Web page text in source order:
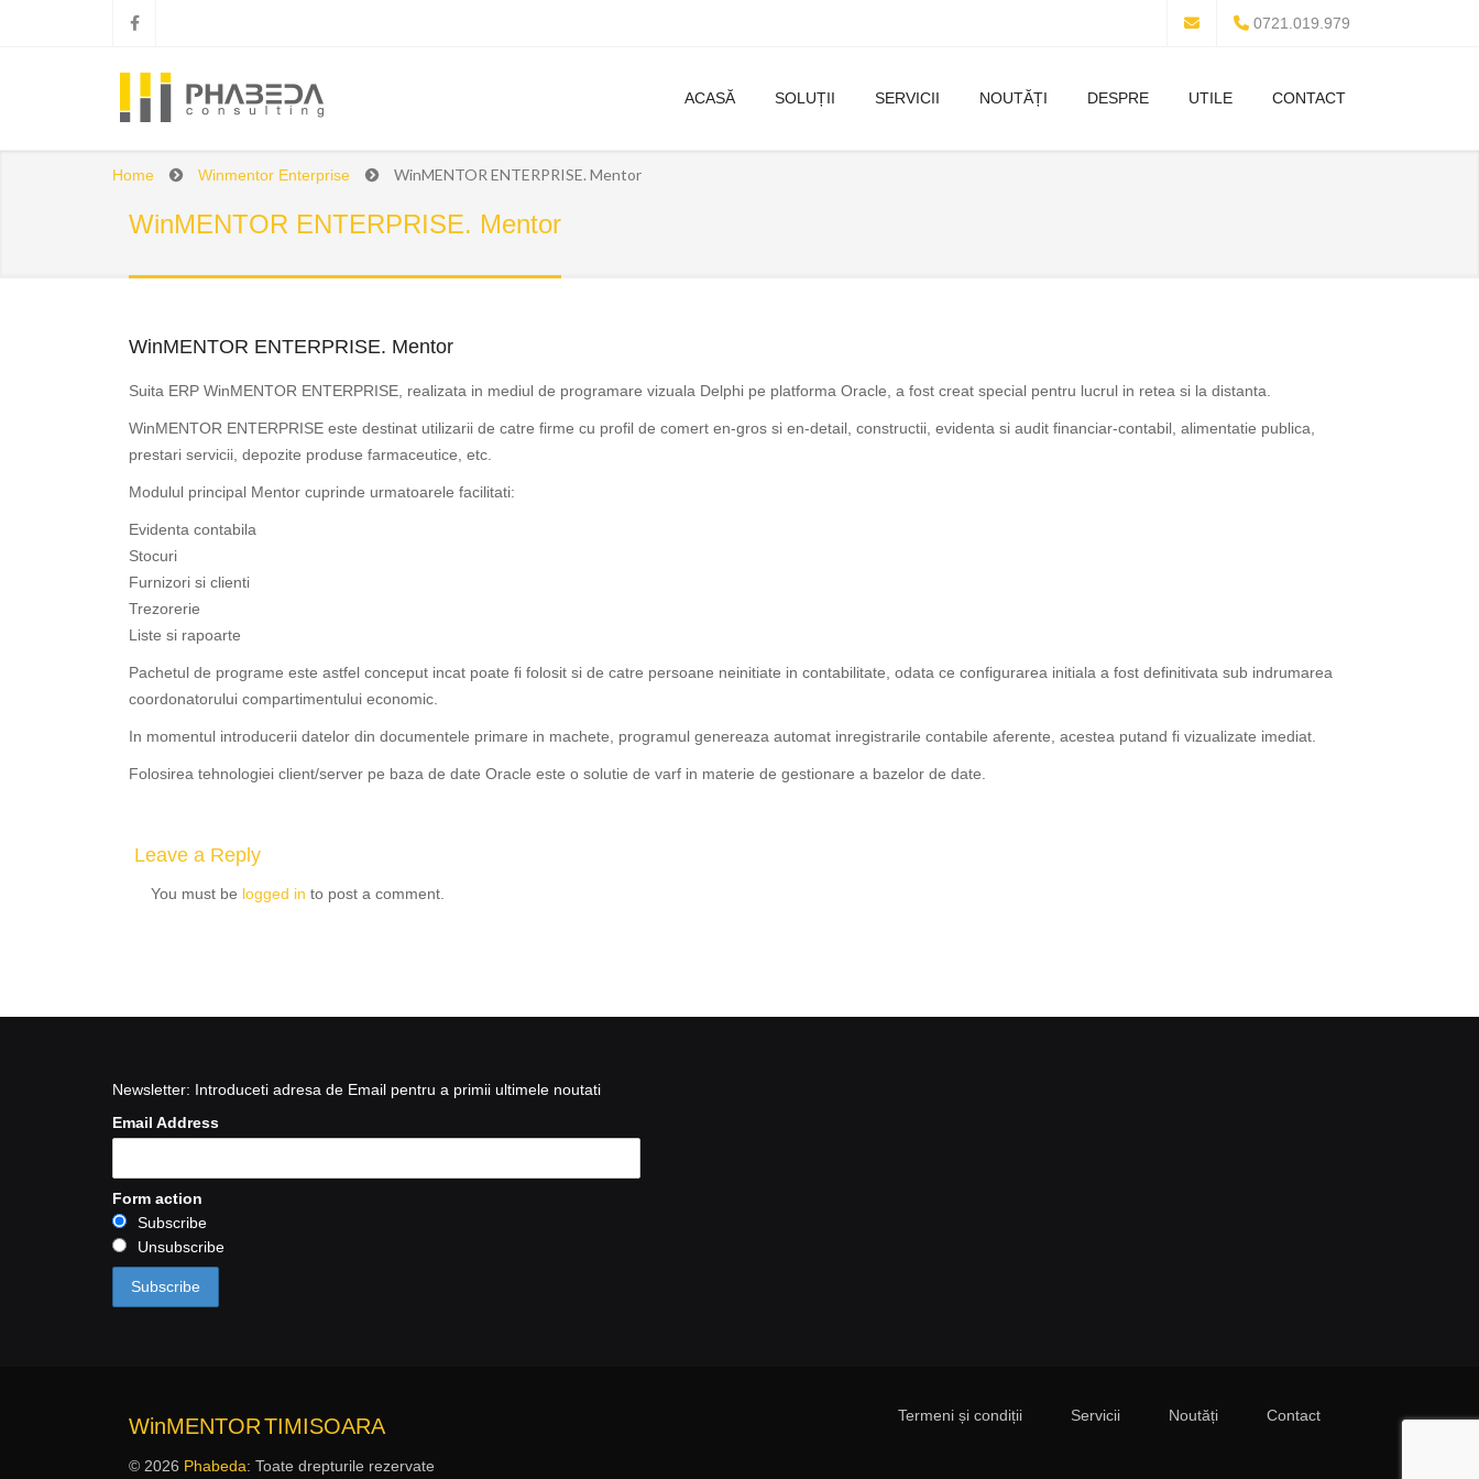
0721.019.979
ACASĂ SOLUȚII SERVICII NOUTĂȚI DESPRE UTILE CONTACT
WinMENTOR ENTERPRISE. Mentor
Home Winmentor Enterprise WinMENTOR ENTERPRISE. Mentor
WinMENTOR ENTERPRISE. Mentor
Suita ERP WinMENTOR ENTERPRISE, realizata in mediul de programare vizuala Delphi pe platforma Oracle, a fost creat special pentru lucrul in retea si la distanta.
WinMENTOR ENTERPRISE este destinat utilizarii de catre firme cu profil de comert en-gros si en-detail, constructii, evidenta si audit financiar-contabil, alimentatie publica,
prestari servicii, depozite produse farmaceutice, etc.
Modulul principal Mentor cuprinde urmatoarele facilitati:
Evidenta contabila
Stocuri
Furnizori si clienti
Trezorerie
Liste si rapoarte
Pachetul de programe este astfel conceput incat poate fi folosit si de catre persoane neinitiate in contabilitate, odata ce configurarea initiala a fost definitivata sub indrumarea
coordonatorului compartimentului economic.
In momentul introducerii datelor din documentele primare in machete, programul genereaza automat inregistrarile contabile aferente, acestea putand fi vizualizate imediat.
Folosirea tehnologiei client/server pe baza de date Oracle este o solutie de varf in materie de gestionare a bazelor de date.
Leave a Reply
You must be logged in to post a comment.
Newsletter: Introduceti adresa de Email pentru a primii ultimele noutati
Email Address
Form action
Subscribe
Unsubscribe
WinMENTORTIMISOARA
© 2026 Phabeda: Toate drepturile rezervate
Termeni și condiții Servicii Noutăți Contact